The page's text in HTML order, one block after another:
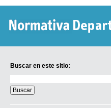
Buscar en este sitio:
en
este
sitio: